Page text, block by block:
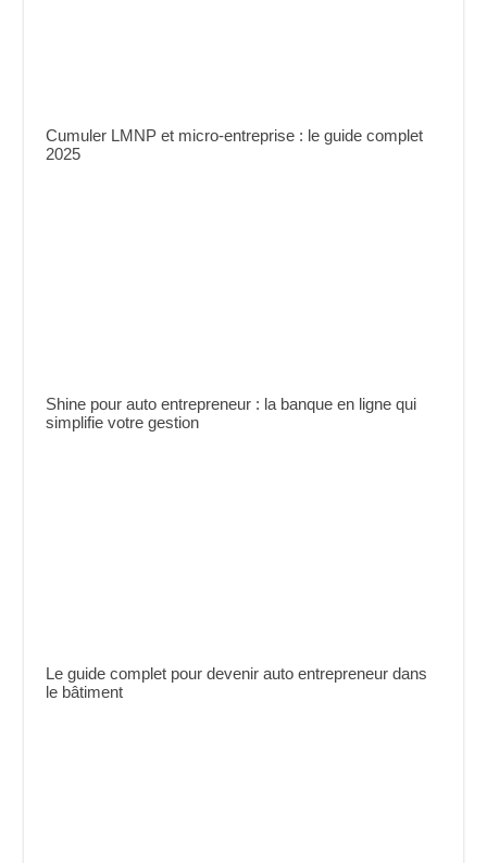
Cumuler LMNP et micro-entreprise : le guide complet
2025
Shine pour auto entrepreneur : la banque en ligne qui
simplifie votre gestion
Le guide complet pour devenir auto entrepreneur dans
le bâtiment